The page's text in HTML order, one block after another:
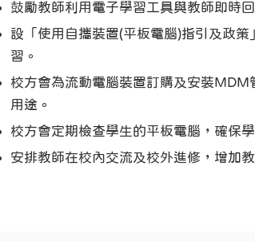
鼓勵教師利用電子學習工具與教師即時
設「使用自攜裝置(平板電腦)指引及政
習。
校方會為流動電腦裝置訂購及安裝
用途。
校方會定期檢查學生的平板電腦，確保
安排教師在校內交流及校外進修，增加